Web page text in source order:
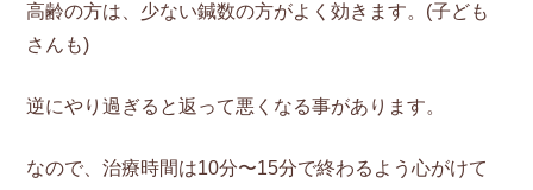
高齢の方は、少ない鍼数の方がよく効きます。(子ども
さんも)
逆にやり過ぎると返って悪くなる事があります。
なので、治療時間は10分〜15分で終わるよう心がけて